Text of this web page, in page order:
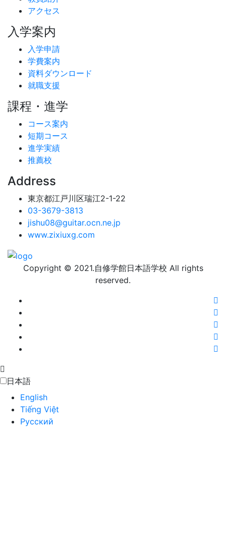
アクセス
入学案内
入学申請
学費案内
資料ダウンロード
就職支援
課程・進学
コース案内
短期コース
進学実績
推薦校
Address
東京都江戸川区瑞江2-1-22
03-3679-3813
jishu08@guitar.ocn.ne.jp
www.zixiuxg.com
Copyright © 2021.自修学館日本語学校 All rights
reserved.
日本語
English
Tiếng Việt
Русский